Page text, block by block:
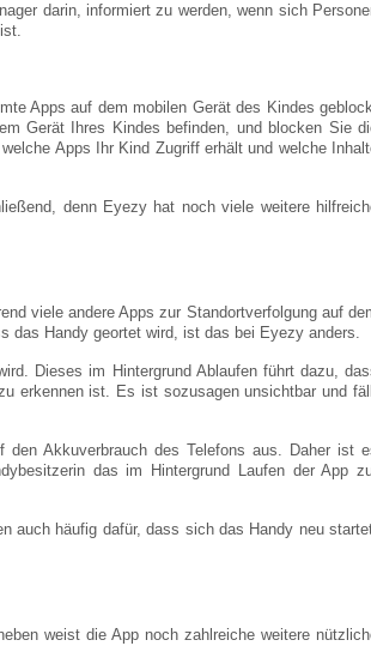
darin, informiert zu werden, wenn sich
Apps auf dem mobilen Gerät des Kindes
Gerät Ihres Kindes befinden, und blocken Sie
Apps Ihr Kind Zugriff erhält und welche
denn Eyezy hat noch viele weitere
viele andere Apps zur Standortverfolgung auf
das Handy geortet wird, ist das bei Eyezy anders.
Dieses im Hintergrund Ablaufen führt dazu,
erkennen ist. Es ist sozusagen unsichtbar und
Akkuverbrauch des Telefons aus. Daher ist
das im Hintergrund Laufen der App
auch häufig dafür, dass sich das Handy neu
weist die App noch zahlreiche weitere